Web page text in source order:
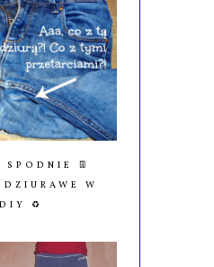
SPODNIE 👖
DZIURAWE W
♻️